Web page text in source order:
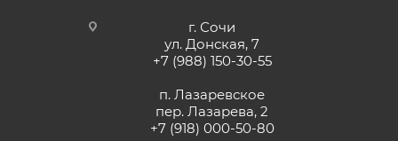
г. Сочи
ул. Донская, 7
+7 (988) 150-30-55
п. Лазаревское
пер. Лазарева, 2
+7 (918) 000-50-80